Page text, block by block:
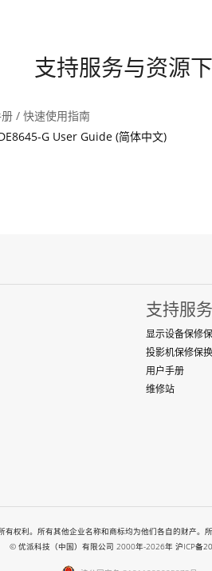
支持服务与资源
/ 快速使用指南
G User Guide (简体中文)
支持服务
显示设备保修
投影机保修保
用户手册
维修站
利。所有其他企业名称和商标均为他们各自的财产
© 优派科技（中国）有限公司 2000年-2026年 沪ICP备